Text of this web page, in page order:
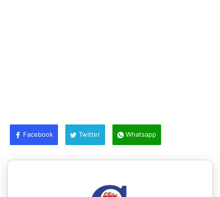
Facebook Twitter Whatsapp